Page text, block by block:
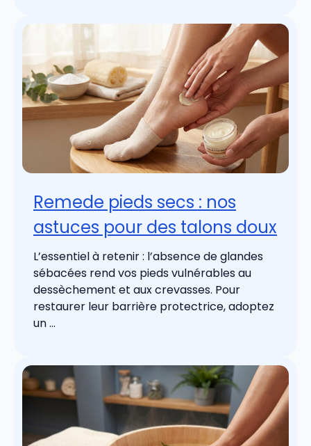
Remede pieds secs : nos
astuces pour des talons doux
L’essentiel à retenir : l’absence de glandes
sébacées rend vos pieds vulnérables au
dessèchement et aux crevasses. Pour
restaurer leur barrière protectrice, adoptez
un ...